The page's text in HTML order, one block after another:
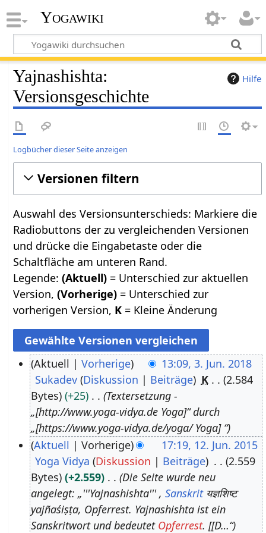
Yogawiki
Hilfe
Yajnashishta:
Versionsgeschichte
Logbücher dieser Seite anzeigen
Versionen filtern
Auswahl des Versionsunterschieds: Markiere die
Radiobuttons der zu vergleichenden Versionen
und drücke die Eingabetaste oder die
Schaltfläche am unteren Rand.
Legende:(Aktuell) = Unterschied zur aktuellen
Version,(Vorherige) = Unterschied zur
vorherigen Version, K = Kleine Änderung
n
Aktuell Vorherige
13:09, 3. Jun. 2018
Sukadev Diskussion Beiträge K
2.584
Bytes
+25
Textersetzung -
„[http://www.yoga-vidya.de Yoga]“ durch
„[https://www.yoga-vidya.de/yoga/ Yoga] “
Aktuell Vorherige
17:19, 12. Jun. 2015
Yoga Vidya Diskussion Beiträge
2.559
Bytes
+2.559
Die Seite wurde neu
angelegt: „'''Yajnashishta''' , Sanskritयज्ञशिष्ट
yajñaśiṣṭa, Opferrest. Yajnashishta ist ein
Sanskritwort und bedeutet Opferrest. [[D…“